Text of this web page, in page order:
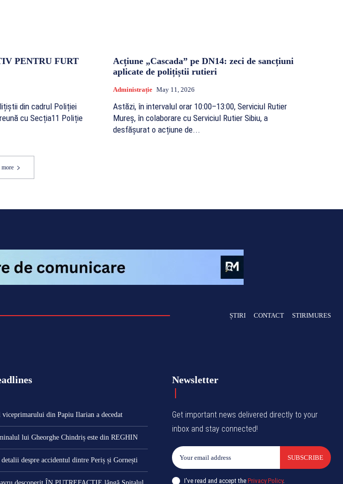
PENTRU FURT
din cadrul Poliției
cu Secția11 Poliție
Acțiune „Cascada” pe DN14: zeci de sancțiuni
aplicate de polițiștii rutieri
Administrație May 11, 2026
Astăzi, în intervalul orar 10:00–13:00, Serviciul Rutier
Mureș, în colaborare cu Serviciul Rutier Sibiu, a
desfășurat o acțiune de...
more
ȘTIRI CONTACT STIRIMURES
viceprimarului din Papiu Ilarian a decedat
lui Gheorghe Chindriș este din REGHIN
despre accidentul dintre Periș și Gornești
Newsletter
Get important news delivered directly to your
inbox and stay connected!
SUBSCRIBE
I've read and accept thePrivacy Policy.